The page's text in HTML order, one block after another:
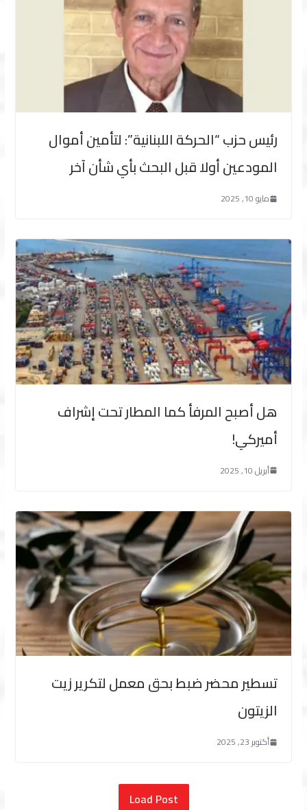
رئيس حزب “الحركة اللبنانية”: لتأمين أموال
المودعين أولا قبل البحث بأي شأن آخر
مايو 10, 2025
هل أصبح المرفأ كما المطار تحت إشراف
أميركي!
أبريل 10, 2025
تسطير محضر ضبط بحق معمل لتكرير زيت
الزيتون
أكتوبر 23, 2025
Load Post